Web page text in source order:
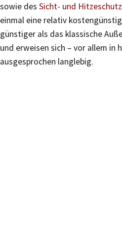
sowie des Sicht- und
einmal eine relativ
günstiger als das klassische
und erweisen sich – vor allem in
ausgesprochen langlebig.